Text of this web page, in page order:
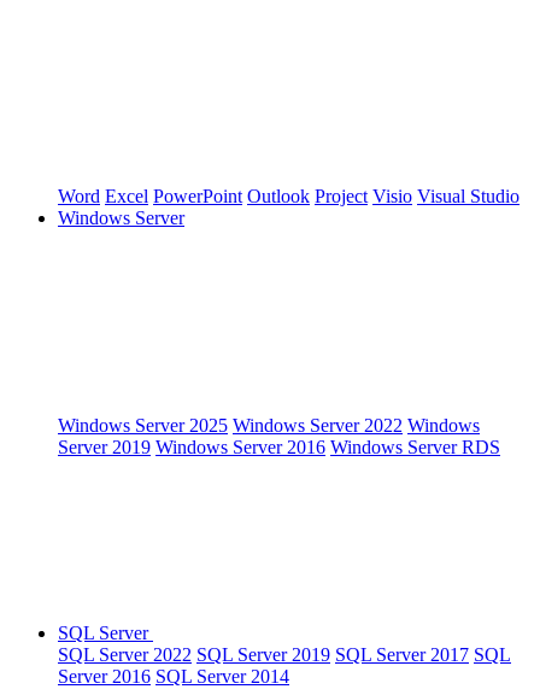
Word Excel PowerPoint Outlook Project Visio Visual Studio
Windows Server
Windows Server 2025 Windows Server 2022 Windows
Server 2019 Windows Server 2016 Windows Server RDS
SQL Server
SQL Server 2022 SQL Server 2019 SQL Server 2017 SQL
Server 2016 SQL Server 2014